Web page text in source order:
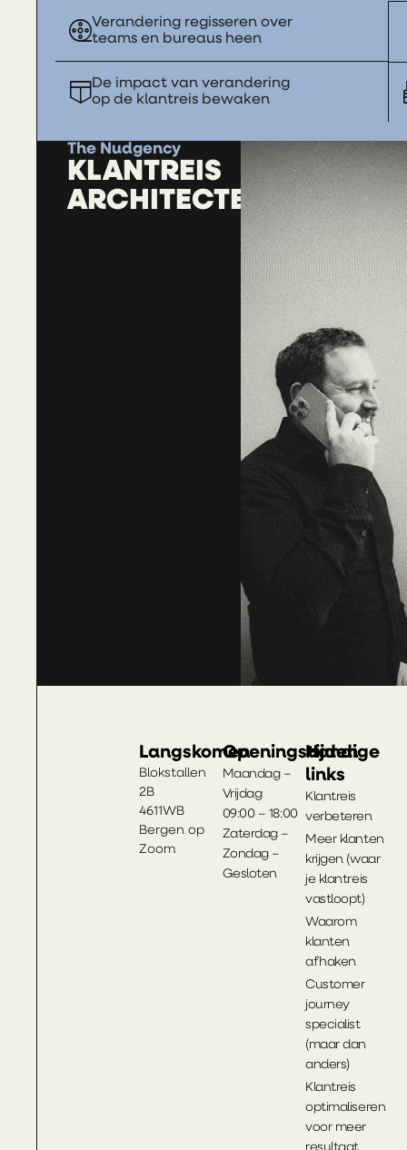
Verandering regisseren over
teams en bureaus heen
De impact van verandering
op de klantreis bewaken
The Nudgency
KLANTREIS
ARCHITECTEN
Langskomen
Blokstallen
2B
4611WB
Bergen op
Zoom
Openingstijden
Maandag –
Vrijdag
09:00 – 18:00
Zaterdag –
Zondag –
Gesloten
Handige
links
Klantreis
verbeteren
Meer klanten
krijgen (waar
je klantreis
vastloopt)
Waarom
klanten
afhaken
Customer
journey
specialist
(maar dan
anders)
Klantreis
optimaliseren
voor meer
resultaat